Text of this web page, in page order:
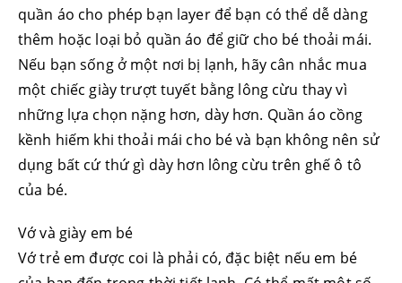
quần áo cho phép bạn layer để bạn có thể dễ dàng
thêm hoặc loại bỏ quần áo để giữ cho bé thoải mái.
Nếu bạn sống ở một nơi bị lạnh, hãy cân nhắc mua
một chiếc giày trượt tuyết bằng lông cừu thay vì
những lựa chọn nặng hơn, dày hơn. Quần áo cồng
kềnh hiếm khi thoải mái cho bé và bạn không nên sử
dụng bất cứ thứ gì dày hơn lông cừu trên ghế ô tô
của bé.
Vớ và giày em bé
Vớ trẻ em được coi là phải có, đặc biệt nếu em bé